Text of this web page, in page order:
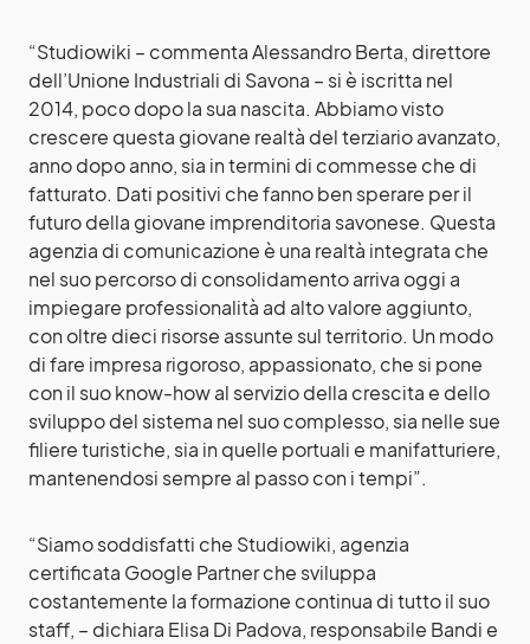
“Studiowiki – commenta Alessandro Berta, direttore
dell’Unione Industriali di Savona – si è iscritta nel
2014, poco dopo la sua nascita. Abbiamo visto
crescere questa giovane realtà del terziario avanzato,
anno dopo anno, sia in termini di commesse che di
fatturato. Dati positivi che fanno ben sperare per il
futuro della giovane imprenditoria savonese. Questa
agenzia di comunicazione è una realtà integrata che
nel suo percorso di consolidamento arriva oggi a
impiegare professionalità ad alto valore aggiunto,
con oltre dieci risorse assunte sul territorio. Un modo
di fare impresa rigoroso, appassionato, che si pone
con il suo know-how al servizio della crescita e dello
sviluppo del sistema nel suo complesso, sia nelle sue
filiere turistiche, sia in quelle portuali e manifatturiere,
mantenendosi sempre al passo con i tempi”.
“Siamo soddisfatti che Studiowiki, agenzia
certificata Google Partner che sviluppa
costantemente la formazione continua di tutto il suo
staff, – dichiara Elisa Di Padova, responsabile Bandi e